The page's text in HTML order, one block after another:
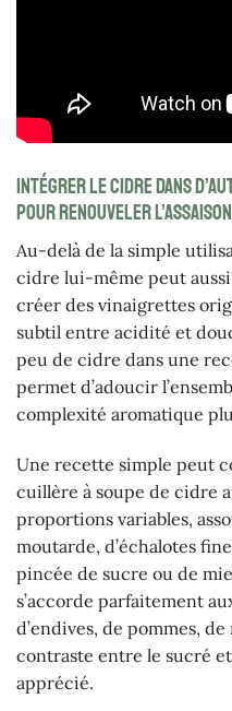
Intégrer le cidre dans
pour renouveler
Au-delà de la simple
cidre lui-même peut
créer des vinaigrettes
subtil entre acidité et
peu de cidre dans une
permet d’adoucir
complexité aromatique
Une recette simple peut
cuillère à soupe de cidre
proportions variables,
moutarde, d’échalotes
pincée de sucre ou de
s’accorde parfaitement
d’endives, de pommes,
contraste entre le sucré
apprécié.